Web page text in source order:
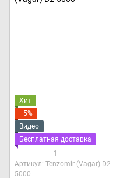
Хит
−5%
Видео
Бесплатная доставка
1
Артикул: Tenzomir (Vagar) D2-
5000